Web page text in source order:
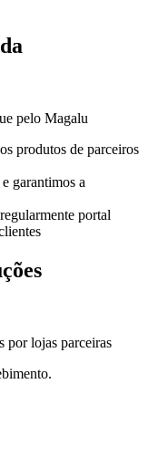
pelo Magalu
produtos de parceiros
garantimos a
portal
por lojas parceiras